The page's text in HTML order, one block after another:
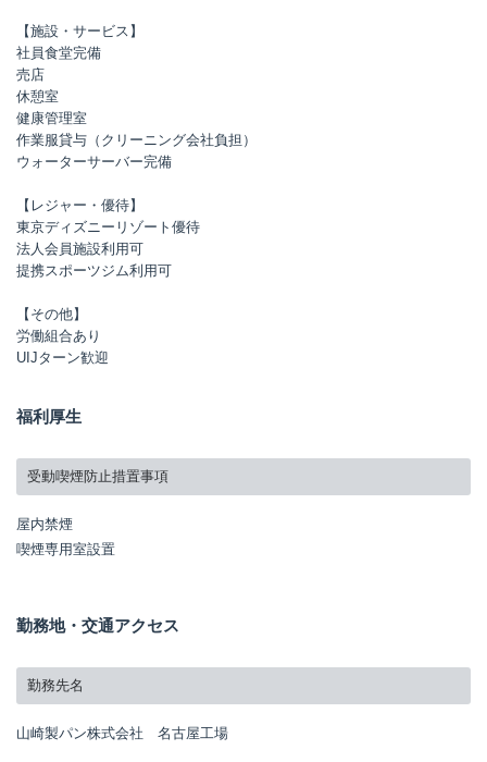
【施設・サービス】
社員食堂完備
売店
休憩室
健康管理室
作業服貸与（クリーニング会社負担）
ウォーターサーバー完備
【レジャー・優待】
東京ディズニーリゾート優待
法人会員施設利用可
提携スポーツジム利用可
【その他】
労働組合あり
UIJターン歓迎
福利厚生
受動喫煙防止措置事項
屋内禁煙
喫煙専用室設置
勤務地・交通アクセス
勤務先名
山崎製パン株式会社 名古屋工場